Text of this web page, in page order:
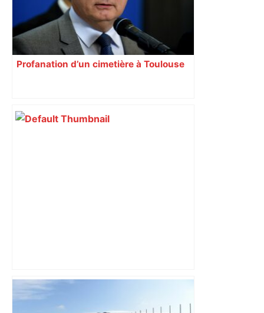
Profanation d’un cimetière à Toulouse
l’Usap peut-elle faire chuter le